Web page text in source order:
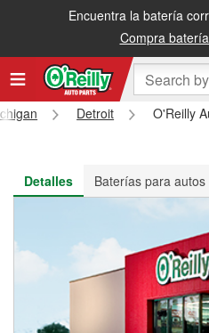
Encuentra la batería
Compra
Recibe tu orden gratis al día
Detroit
O'Reilly
Detalles
Baterías para autos